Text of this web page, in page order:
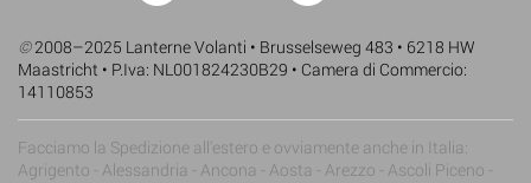
©2008–2025 Lanterne Volanti • Brusselseweg 483 • 6218 HW
Maastricht • P.Iva: NL001824230B29 • Camera di Commercio:
14110853
Facciamo la Spedizione all'estero e ovviamente anche in Italia:
Agrigento - Alessandria - Ancona - Aosta - Arezzo - Ascoli Piceno -